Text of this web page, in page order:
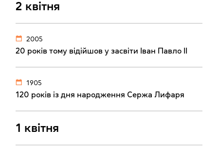
2 квітня
2005
20 років тому відійшов у засвіти Іван Павло ІІ
1905
120 років із дня народження Сержа Лифаря
1 квітня